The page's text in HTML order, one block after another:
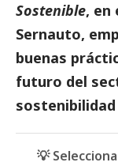
Sostenible, en
Sernauto,
buenas
futuro del
💡